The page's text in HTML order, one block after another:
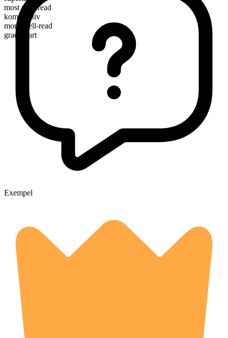
most well-read
komparativ
more well-read
graderbart
Exempel